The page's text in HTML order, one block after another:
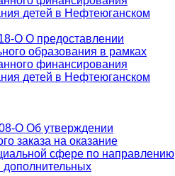
детей в Нефтеюганском
О О предоставлении
образования в рамках
финансирования
детей в Нефтеюганском
О Об утверждении
заказа на оказание
сфере по направлению
дополнительных